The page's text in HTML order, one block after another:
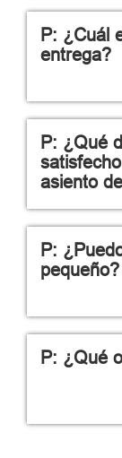
P: ¿Cuál
entrega?
P: ¿Qué
asiento
P:
pequeño?
P: ¿Qué